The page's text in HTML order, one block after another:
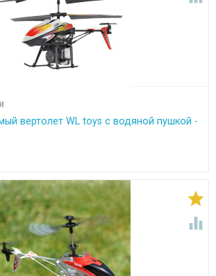
вертолет WL toys с водяной пушкой -

